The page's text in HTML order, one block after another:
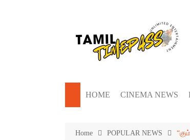
HOME CINEMA NEWS
Home POPULAR NEWS